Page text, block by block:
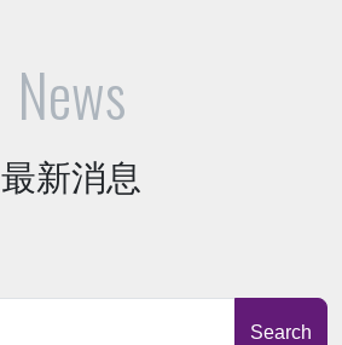
News
最新消息
Search